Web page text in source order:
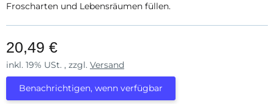
Froscharten und Lebensräumen füllen.
20,49 €
inkl. 19% USt. , zzgl. Versand
Benachrichtigen, wenn verfügbar